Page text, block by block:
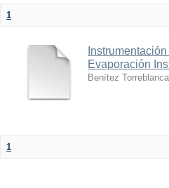
1
Evaporación
Benítez
1